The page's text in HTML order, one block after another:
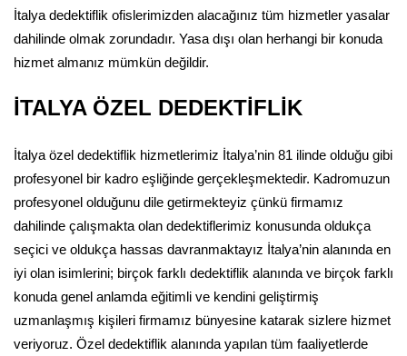
İtalya dedektiflik ofislerimizden alacağınız tüm hizmetler yasalar
dahilinde olmak zorundadır. Yasa dışı olan herhangi bir konuda
hizmet almanız mümkün değildir.
İTALYA ÖZEL DEDEKTİFLİK
İtalya özel dedektiflik hizmetlerimiz İtalya’nin 81 ilinde olduğu gibi
profesyonel bir kadro eşliğinde gerçekleşmektedir. Kadromuzun
profesyonel olduğunu dile getirmekteyiz çünkü firmamız
dahilinde çalışmakta olan dedektiflerimiz konusunda oldukça
seçici ve oldukça hassas davranmaktayız İtalya’nin alanında en
iyi olan isimlerini; birçok farklı dedektiflik alanında ve birçok farklı
konuda genel anlamda eğitimli ve kendini geliştirmiş
uzmanlaşmış kişileri firmamız bünyesine katarak sizlere hizmet
veriyoruz. Özel dedektiflik alanında yapılan tüm faaliyetlerde